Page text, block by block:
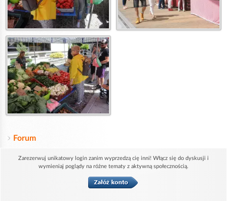
Forum
Zarezerwuj unikatowy login zanim wyprzedzą cię inni! Włącz się do dyskusji i
wymieniaj poglądy na różne tematy z aktywną społecznością.